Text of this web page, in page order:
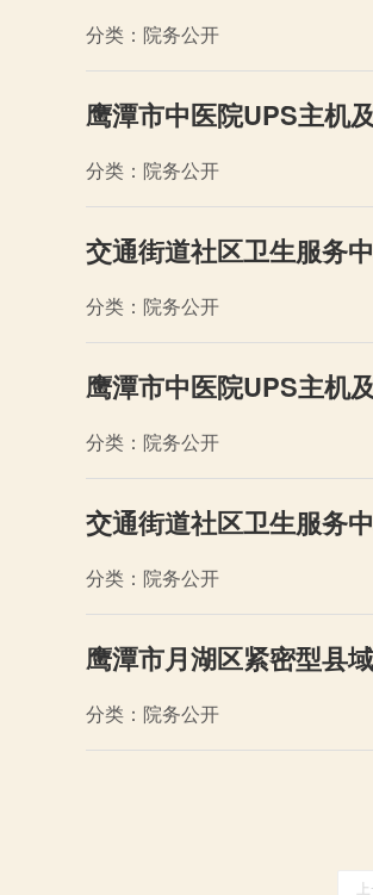
分类：院务公开
鹰潭市中医院UPS主机
分类：院务公开
交通街道社区卫生服务
分类：院务公开
鹰潭市中医院UPS主机
分类：院务公开
交通街道社区卫生服务
分类：院务公开
鹰潭市月湖区紧密型县
分类：院务公开